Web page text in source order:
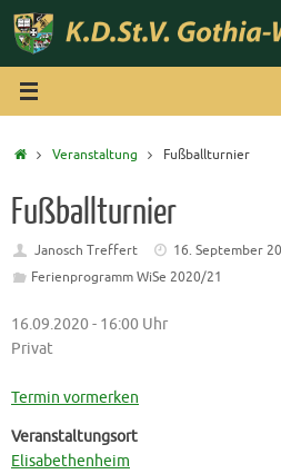
Zum
Inhalt
springen
StartVeranstaltung Fußballturnier
Fußballturnier
Janosch Treffert
16. September
Ferienprogramm WiSe 2020/21
16.09.2020 - 16:00 Uhr
Privat
Termin vormerken
Veranstaltungsort
Elisabethenheim